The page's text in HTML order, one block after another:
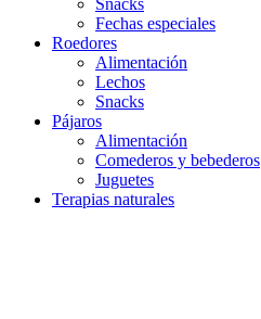
Snacks
Fechas especiales
Roedores
Alimentación
Lechos
Snacks
Pájaros
Alimentación
Comederos y bebederos
Juguetes
Terapias naturales